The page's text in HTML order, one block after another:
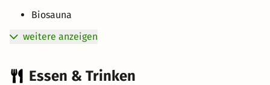
Biosauna
weitere anzeigen
Essen & Trinken